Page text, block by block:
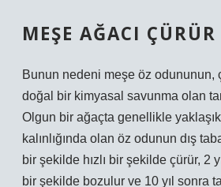
MEŞE AĞACI
Bunun nedeni meşe öz odununun,
doğal bir kimyasal savunma olan
Olgun bir ağaçta genellikle
kalınlığında olan öz odunun dış
bir şekilde hızlı bir şekilde çürür, 2
bir şekilde bozulur ve 10 yıl sonra